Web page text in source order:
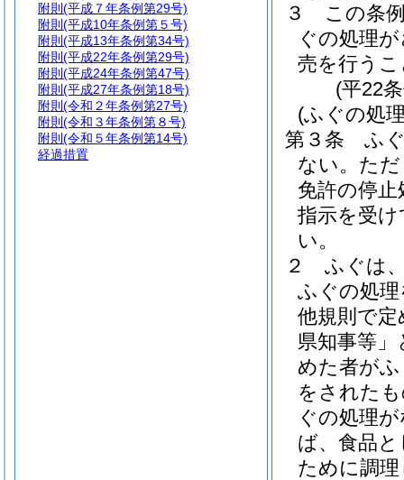
３
この条
ぐの処理
売を行う
(平22
(ふぐの処
第３条
ふ
ない。 た
免許の停
指示を受
い。
２
ふぐは
ふぐの処
他規則で定
県知事等
めた者が
をされた
ぐの処理
ば、食品
ために調
附則 (平成７年条例第29号)
附則 (平成10年条例第５号)
附則 (平成13年条例第34号)
附則 (平成22年条例第29号)
附則 (平成24年条例第47号)
附則 (平成27年条例第18号)
附則 (令和２年条例第27号)
附則 (令和３年条例第８号)
附則 (令和５年条例第14号)
経過措置